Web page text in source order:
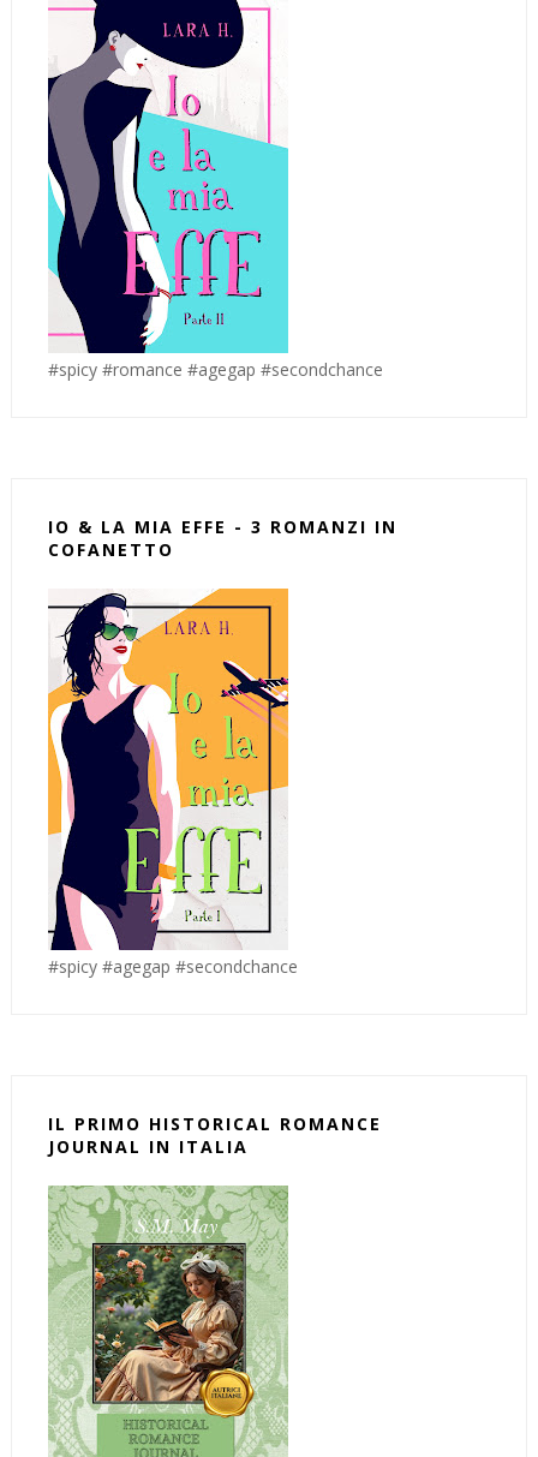
#spicy #romance #agegap #secondchance
IO & LA MIA EFFE - 3 ROMANZI IN
COFANETTO
#spicy #agegap #secondchance
IL PRIMO HISTORICAL ROMANCE
JOURNAL IN ITALIA